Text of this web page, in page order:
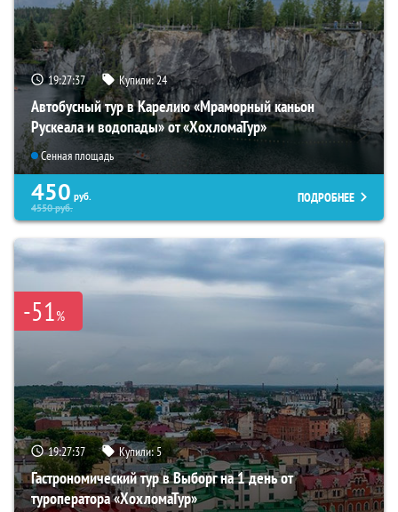
19:27:36 Купили:24
Автобусный тур в Карелию «Мраморный каньон
Рускеала и водопады» от «ХохломаТур»
Сенная площадь
450 руб.
4550руб.
ПОДРОБНЕЕ
-51%
19:27:36 Купили:5
Гастрономический тур в Выборг на 1 день от
туроператора «ХохломаТур»